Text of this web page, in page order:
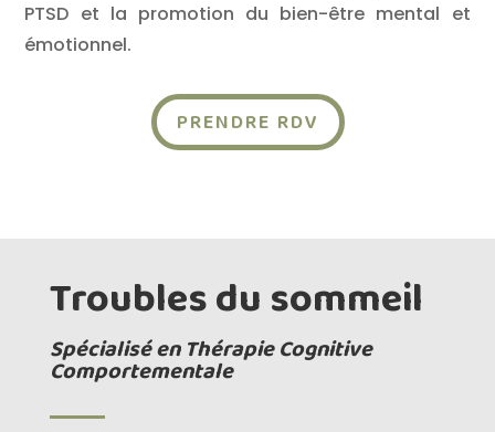
PTSD et la promotion du bien-être mental et
émotionnel.
PRENDRE RDV
Troubles du sommeil
Spécialisé en Thérapie Cognitive
Comportementale